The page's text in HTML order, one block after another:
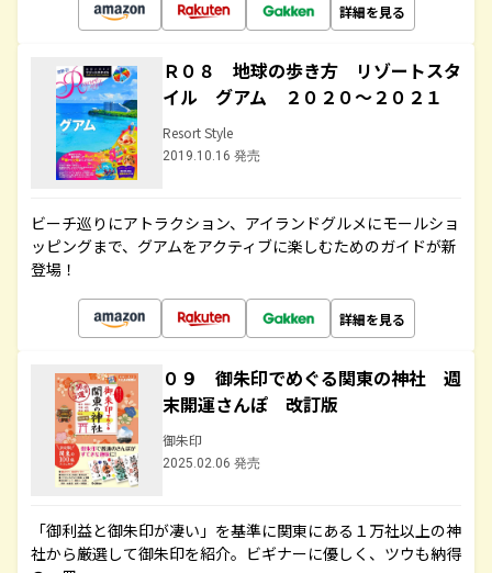
詳細を見る
Ｒ０８ 地球の歩き方 リゾートスタ
イル グアム ２０２０～２０２１
Resort Style
2019.10.16 発売
ビーチ巡りにアトラクション、アイランドグルメにモールショ
ッピングまで、グアムをアクティブに楽しむためのガイドが新
登場！
詳細を見る
０９ 御朱印でめぐる関東の神社 週
末開運さんぽ 改訂版
御朱印
2025.02.06 発売
「御利益と御朱印が凄い」を基準に関東にある１万社以上の神
社から厳選して御朱印を紹介。ビギナーに優しく、ツウも納得